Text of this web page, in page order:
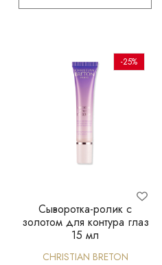
Сыворотка-ролик с
золотом для контура глаз
15 мл
CHRISTIAN BRETON
-25%